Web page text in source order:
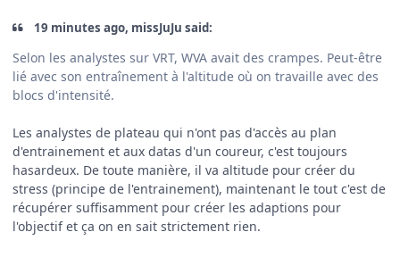
19 minutes ago, missJuJu said:
Selon les analystes sur VRT, WVA avait des crampes. Peut-être
lié avec son entraînement à l'altitude où on travaille avec des
blocs d'intensité.
Les analystes de plateau qui n'ont pas d'accès au plan
d'entrainement et aux datas d'un coureur, c'est toujours
hasardeux. De toute manière, il va altitude pour créer du
stress (principe de l'entrainement), maintenant le tout c'est de
récupérer suffisamment pour créer les adaptions pour
l'objectif et ça on en sait strictement rien.